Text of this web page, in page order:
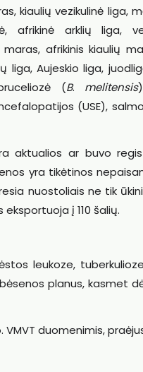
kiaulių vezikulinė liga,
afrikinė arklių liga,
afrikinis kiaulių
liga, Aujeskio liga,
(B. melitensis
(USE),
aktualios ar buvo
yra tikėtinos
nuostoliais ne tik
į 110 šalių.
leukoze,
planus, kasmet
duomenimis,